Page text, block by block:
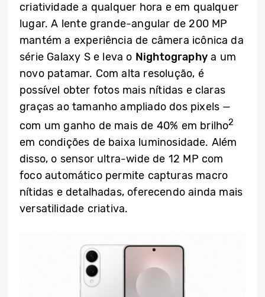
criatividade a qualquer hora e em qualquer
lugar. A lente grande-angular de 200 MP
mantém a experiência de câmera icônica da
série Galaxy S e leva o Nightographya um
novo patamar. Com alta resolução, é
possível obter fotos mais nítidas e claras
graças ao tamanho ampliado dos pixels —
com um ganho de mais de 40% em brilho2
em condições de baixa luminosidade. Além
disso, o sensor ultra-wide de 12 MP com
foco automático permite capturas macro
nítidas e detalhadas, oferecendo ainda mais
versatilidade criativa.